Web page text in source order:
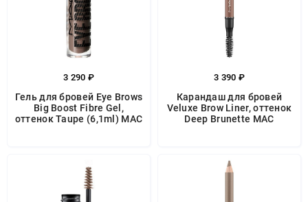
3 290 ₽
Гель для бровей Eye Brows
Big Boost Fibre Gel,
оттенок Taupe (6,1ml) MAC
3 390 ₽
Карандаш для бровей
Veluxe Brow Liner, оттенок
Deep Brunette MAC